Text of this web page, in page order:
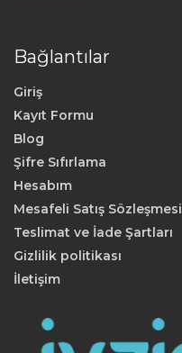
Bağlantılar
Giriş
Kayıt Formu
Blog
Şifre Sıfırlama
Hesabım
Mesafeli Satış Sözleşmesi
Teslimat ve İade Şartları
Gizlilik politikası
İletişim